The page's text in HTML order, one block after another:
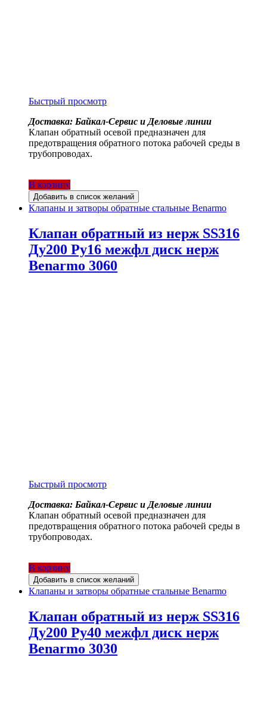
Быстрый просмотр
Доставка: Байкал-Сервис и Деловые линии
Клапан обратный осевой предназначен для
предотвращения обратного потока рабочей среды в
трубопроводах.
В корзину
Добавить в список желаний
Клапаны и затворы обратные стальные Benarmo
Клапан обратный из нерж SS316
Ду200 Ру16 межфл диск нерж
Benarmo 3060
Быстрый просмотр
Доставка: Байкал-Сервис и Деловые линии
Клапан обратный осевой предназначен для
предотвращения обратного потока рабочей среды в
трубопроводах.
В корзину
Добавить в список желаний
Клапаны и затворы обратные стальные Benarmo
Клапан обратный из нерж SS316
Ду200 Ру40 межфл диск нерж
Benarmo 3030